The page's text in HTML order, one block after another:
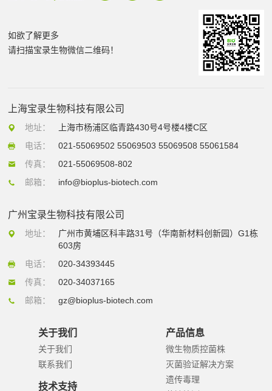
如欲了解更多
请扫描宝录生物微信二维码！
上海宝录生物科技有限公司
地址：
上海市杨浦区临青路430号4号楼4楼C区
电话：
021-55069502 55069503 55069508 55061584
传真：
021-55069508-802
邮箱：
info@bioplus-biotech.com
广州宝录生物科技有限公司
地址：
广州市黄埔区科丰路31号（华南新材料创新园）G1栋
603房
电话：
020-34393445
传真：
020-34037165
邮箱：
gz@bioplus-biotech.com
关于我们
关于我们
联系我们
技术支持
产品信息
微生物质控菌株
灭菌验证解决方案
遗传毒理